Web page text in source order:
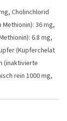
Cholinchlorid
36 mg,
6.8 mg,
(Kupferchelat
(inaktivierte
rein 1000 mg,